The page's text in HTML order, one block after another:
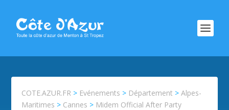
COTE.AZUR.FR > Evénements > Département >Alpes-
Maritimes > Cannes > Midem Official After Party